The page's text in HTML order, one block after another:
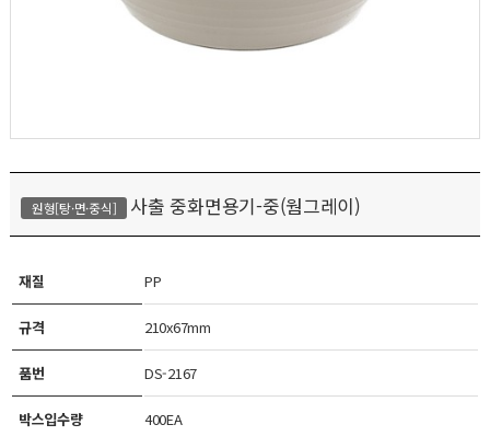
원형[탕·면·중식] 사출 중화면용기-중(웜그레이)
재질 PP
규격 210x67mm
품번 DS-2167
박스입수량 400EA